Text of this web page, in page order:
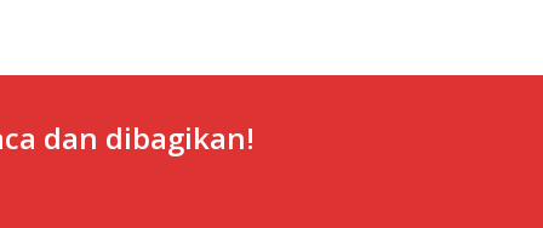
dan dibagikan!